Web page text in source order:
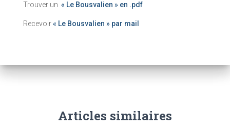
Trouver un « Le Bousvalien » en .pdf
Recevoir« Le Bousvalien » par mail
Articles similaires